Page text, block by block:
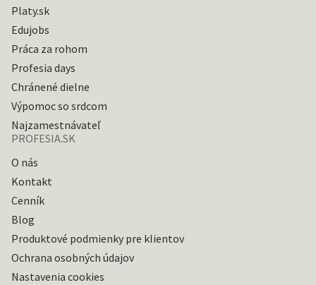
Platy.sk
Edujobs
Práca za rohom
Profesia days
Chránené dielne
Výpomoc so srdcom
Najzamestnávateľ
PROFESIA.SK
O nás
Kontakt
Cenník
Blog
Produktové podmienky pre klientov
Ochrana osobných údajov
Nastavenia cookies